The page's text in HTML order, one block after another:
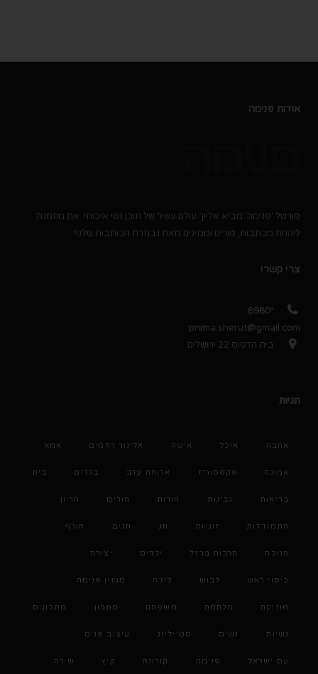
אודות פנימה
פורטל 'פנימה' מביא אלייך עולם עשיר של תוכן נשי איכותי. את מוזמנת
ליהנות מכתבות, טורים ומגזינים מאת נבחרת הכותבות שלנו!
צרי קשר!
*8980
pnima.sherut@gmail.com
בית הדפוס 22 ירושלים
תגיות
אהבה אוכל אישה אלינור רחמים אמא
אמונה אקססוריז ארוחת ערב בגדים בית
בריאות גבינות הורות הורים הריון
התמודדות זוגיות חג חגים חורף
חנוכה חרבות ברזל ילדים יצירה
כיסוי ראש לבוש לידה מגזין פנימה
מוזיקה מלחמה משפחה מתכון מתכונים
נשיות נשים סטיילינג עיצוב פנים
עם ישראל פנימה קורונה קיץ שירה